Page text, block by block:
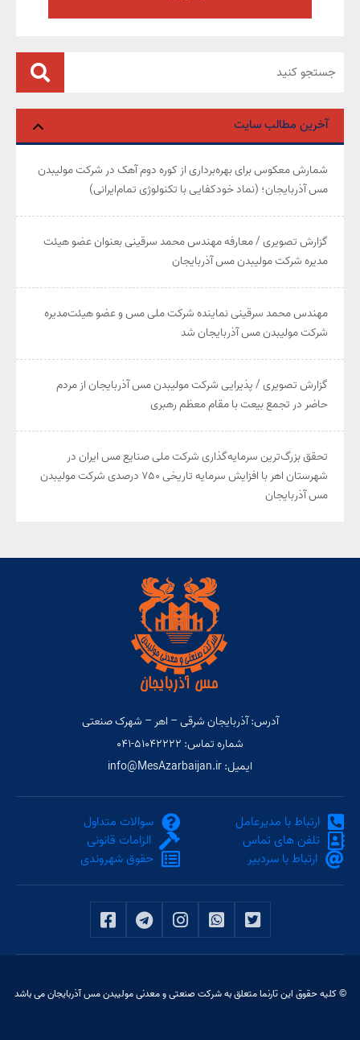
آخرین مطالب سایت
شمارش معکوس برای بهره‌برداری از کوره دوم آهک در شرکت مولیبدن
مس آذربایجان؛ (نماد خودکفایی با تکنولوژی تمام‌ایرانی)
گزارش تصویری / معارفه مهندس محمد سرقینی بعنوان عضو هیئت‌
مدیره شرکت مولیبدن مس آذربایجان
مهندس محمد سرقینی نماینده شرکت ملی مس و عضو هیئت‌مدیره
شرکت مولیبدن مس آذربایجان شد
گزارش تصویری / پذیرایی شرکت مولیبدن مس آذربایجان از مردم
حاضر در تجمع بیعت با مقام معظم رهبری
تحقق بزرگ‌ترین سرمایه‌گذاری شرکت ملی صنایع مس ایران در
شهرستان اهر با افزایش سرمایه تاریخی ۷۵۰ درصدی شرکت مولیبدن
مس آذربایجان
آدرس: آذربایجان شرقی – اهر – شهرک صنعتی
شماره تماس: ۵۱۰۴۲۲۲۲-۰۴۱
ایمیل: info@MesAzarbaijan.ir
ارتباط با مدیرعامل
تلفن های تماس
ارتباط با سردبیر
سوالات متداول
الزامات قانونی
حقوق شهروندی
© کلیه حقوق این تارنما متعلق به شرکت صنعتی و معدنی مولیبدن مس آذربایجان می باشد